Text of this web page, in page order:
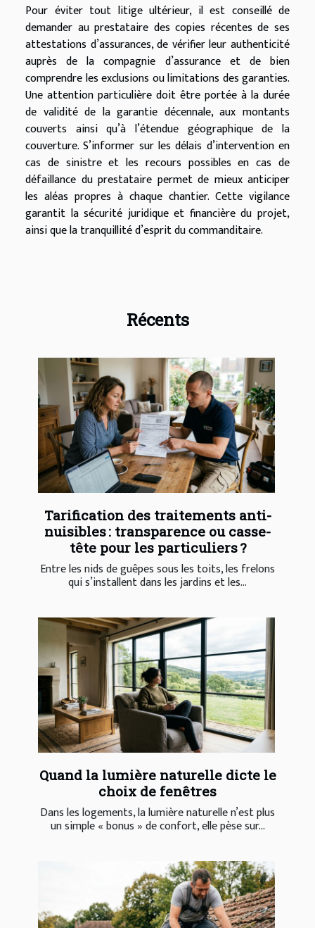
Pour éviter tout litige ultérieur, il est conseillé de
demander au prestataire des copies récentes de ses
attestations d’assurances, de vérifier leur authenticité
auprès de la compagnie d’assurance et de bien
comprendre les exclusions ou limitations des garanties.
Une attention particulière doit être portée à la durée
de validité de la garantie décennale, aux montants
couverts ainsi qu’à l’étendue géographique de la
couverture. S’informer sur les délais d’intervention en
cas de sinistre et les recours possibles en cas de
défaillance du prestataire permet de mieux anticiper
les aléas propres à chaque chantier. Cette vigilance
garantit la sécurité juridique et financière du projet,
ainsi que la tranquillité d’esprit du commanditaire.
Récents
Tarification des traitements anti-
nuisibles : transparence ou casse-
tête pour les particuliers ?
Entre les nids de guêpes sous les toits, les frelons
qui s’installent dans les jardins et les...
Quand la lumière naturelle dicte le
choix de fenêtres
Dans les logements, la lumière naturelle n’est plus
un simple « bonus » de confort, elle pèse sur...